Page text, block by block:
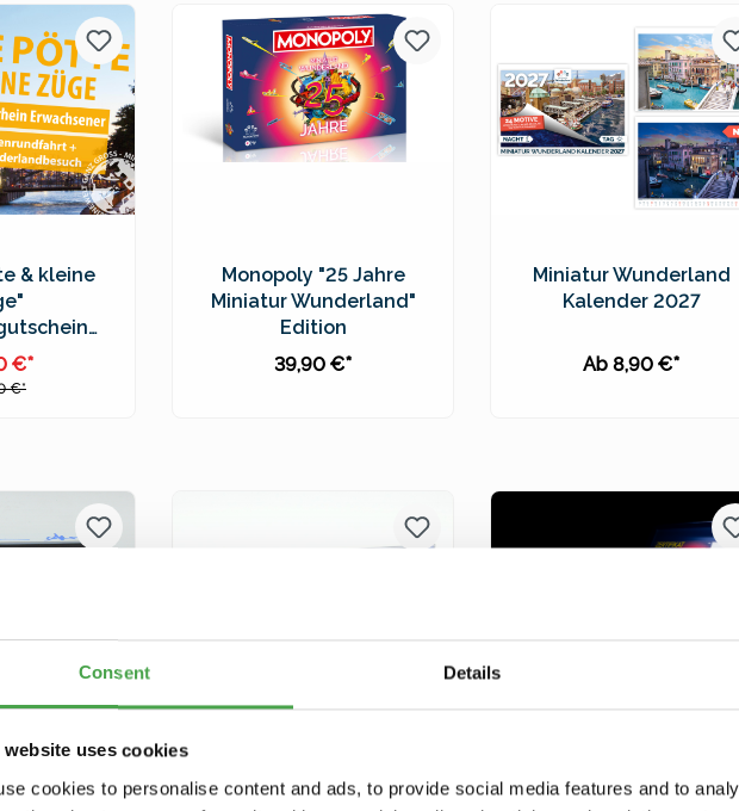
Consent Details
website uses cookies
cookies to personalise content and ads, to provide social media features and to
& kleine
€*
€*
Monopoly "25 Jahre
Miniatur Wunderland"
Edition
39,90 €*
Miniatur Wunderland
Kalender 2027
Ab 8,90 €*
"25 Jahre
Sondertruck "25 Jahre
Sammlerprägung - "25